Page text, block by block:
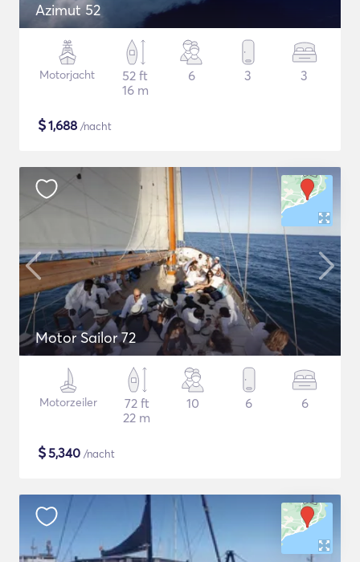
Azimut 52
Motorjacht
52 ft
16 m
6 3 3
$1,688 /nacht
Motor Sailor 72
Motorzeiler
72 ft
22 m
10 6 6
$5,340 /nacht